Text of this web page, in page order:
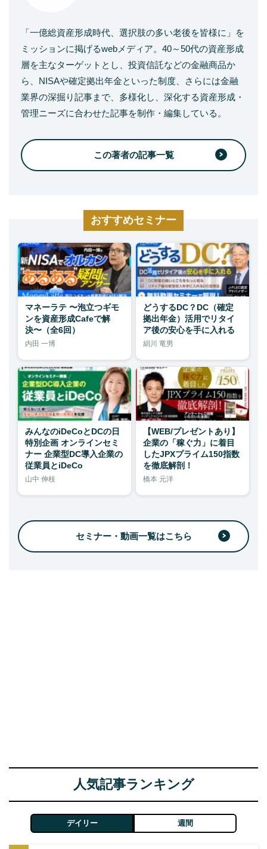
「一億総資産形成時代、選択肢の多い老後を皆様に」を
ミッションに掲げるwebメディア。40～50代の資産形成
層を主なターゲットとし、投資信託などの金融商品か
ら、NISAや確定拠出年金といった制度、さらには金融
業界の深掘り記事まで、多様化し、深化する資産形成・
管理ニーズに合わせた記事を制作・編集している。
この著者の記事一覧
おすすめセミナー
マネーラテ 〜泡立つギモ
ンを資産形成Cafeで解
決〜（全6回）
内田 一博
どうするDC？DC（確定
拠出年金）活用でリタイ
ア後の安心を手に入れる
絹川 竜男
みんなのiDeCoとDCの日
特別企画 オンラインセミ
ナー 企業型DC導入企業の
従業員とiDeCo
山中 伸枝
【WEB/プレゼントあり】
企業の「稼ぐ力」に着目
したJPXプライム150指数
を徹底解剖！
橋本 元洋
セミナー・動画一覧はこちら
人気記事ランキング
デイリー 週間